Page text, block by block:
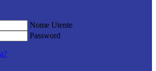
Nome Utente
Password